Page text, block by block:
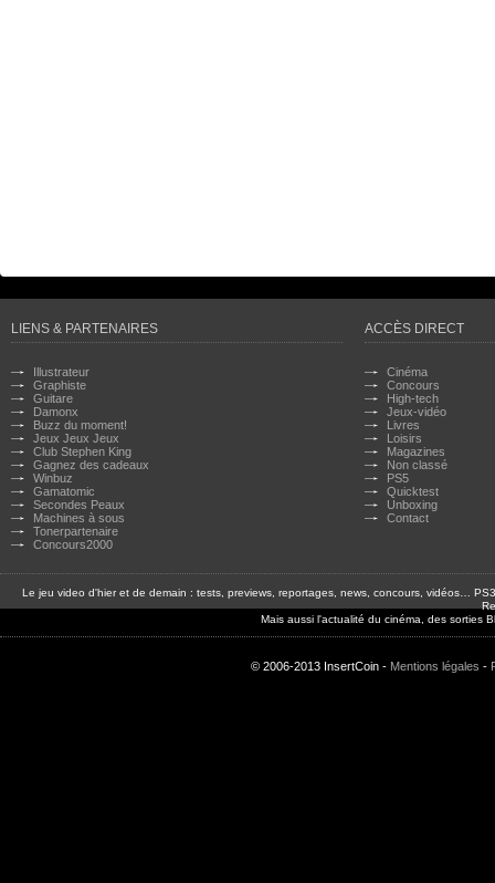
LIENS & PARTENAIRES
Illustrateur
Graphiste
Guitare
Damonx
Buzz du moment!
Jeux Jeux Jeux
Club Stephen King
Gagnez des cadeaux
Winbuz
Gamatomic
Secondes Peaux
Machines à sous
Tonerpartenaire
Concours2000
ACCÈS DIRECT
Cinéma
Concours
High-tech
Jeux-vidéo
Livres
Loisirs
Magazines
Non classé
PS5
Quicktest
Unboxing
Contact
Le jeu video d'hier et de demain : tests, previews, reportages, news, concours, vidéos…
Mais aussi l'actualité du cinéma, des sorties
© 2006-2013 InsertCoin - Mentions légales -